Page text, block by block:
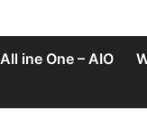
All ine One – AIO